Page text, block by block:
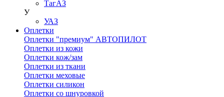
ТагАЗ
У
УАЗ
Оплетки
Оплетки "премиум" АВТОПИЛОТ
Оплетки из кожи
Оплетки кож/зам
Оплетки из ткани
Оплетки меховые
Оплетки силикон
Оплетки со шнуровкой